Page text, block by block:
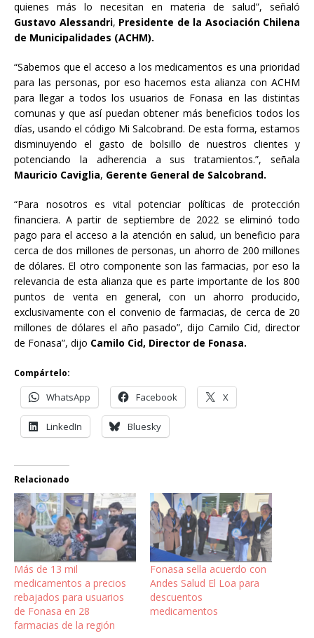
quienes más lo necesitan en materia de salud”, señaló
Gustavo Alessandri, Presidente de la Asociación Chilena
de Municipalidades (ACHM).
“Sabemos que el acceso a los medicamentos es una prioridad
para las personas, por eso hacemos esta alianza con ACHM
para llegar a todos los usuarios de Fonasa en las distintas
comunas y que así puedan obtener más beneficios todos los
días, usando el código Mi Salcobrand. De esta forma, estamos
disminuyendo el gasto de bolsillo de nuestros clientes y
potenciando la adherencia a sus tratamientos.”, señala
Mauricio Caviglia, Gerente General de Salcobrand.
“Para nosotros es vital potenciar políticas de protección
financiera. A partir de septiembre de 2022 se eliminó todo
pago para el acceso a la atención en salud, un beneficio para
cerca de dos millones de personas, un ahorro de 200 millones
de dólares. El otro componente son las farmacias, por eso la
relevancia de esta alianza que es parte importante de los 800
puntos de venta en general, con un ahorro producido,
exclusivamente con el convenio de farmacias, de cerca de 20
millones de dólares el año pasado”, dijo Camilo Cid, director
de Fonasa”, dijo Camilo Cid, Director de Fonasa.
Compártelo:
WhatsApp Facebook X
LinkedIn Bluesky
Relacionado
Más de 13 mil
medicamentos a precios
rebajados para usuarios
de Fonasa en 28
farmacias de la región
Fonasa sella acuerdo con
Andes Salud El Loa para
descuentos
medicamentos